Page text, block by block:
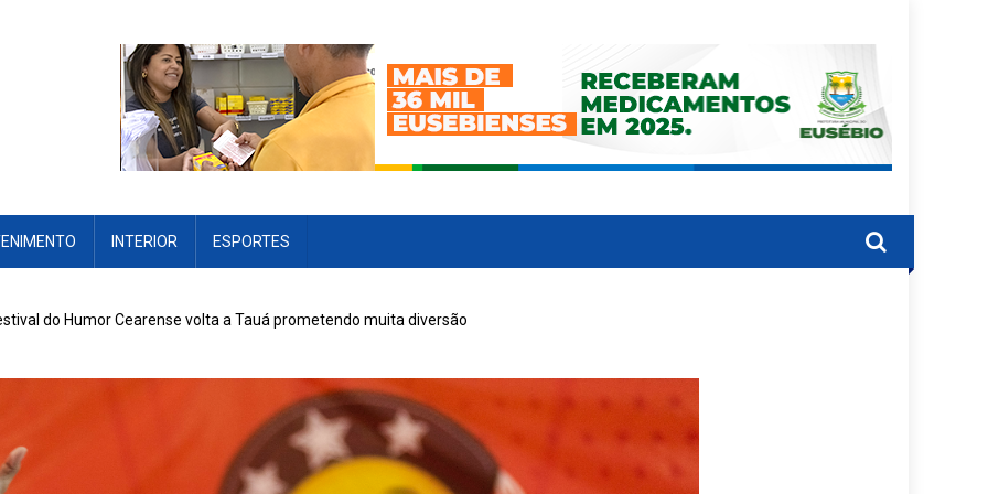
INTERIOR ESPORTES
do Humor Cearense volta a Tauá prometendo muita diversão